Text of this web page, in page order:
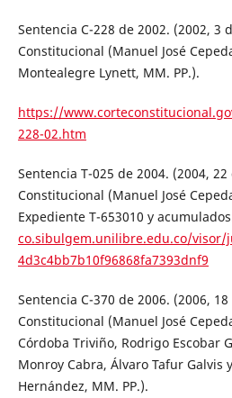
Sentencia C-228 de 2002. (2002, 3
Constitucional (Manuel José
Montealegre Lynett, MM. PP.).
https://
228-02.htm
Sentencia T-025 de 2004. (2004,
Constitucional (Manuel José
Expediente T-653010 y
co.sibulgem.unilibre.edu.co/visor/
4d3c4bb7b10f96868fa7393dnf9
Sentencia C-370 de 2006. (2006,
Constitucional (Manuel José
Córdoba Triviño, Rodrigo Escobar
Monroy Cabra, Álvaro Tafur Galvis
Hernández, MM. PP.).